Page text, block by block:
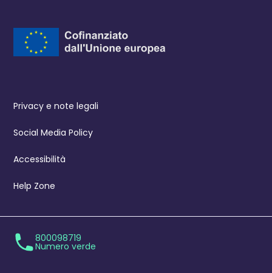
Privacy e note legali
Social Media Policy
Accessibilità
Help Zone
800098719
Numero verde